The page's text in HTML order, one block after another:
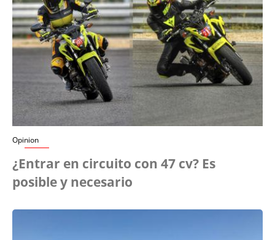
Opinion
¿Entrar en circuito con 47 cv? Es
posible y necesario